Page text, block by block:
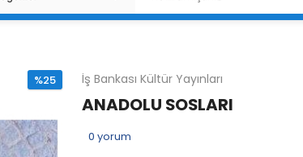
%25 İş Bankası Kültür Yayınları
ANADOLU SOSLARI
0 yorum